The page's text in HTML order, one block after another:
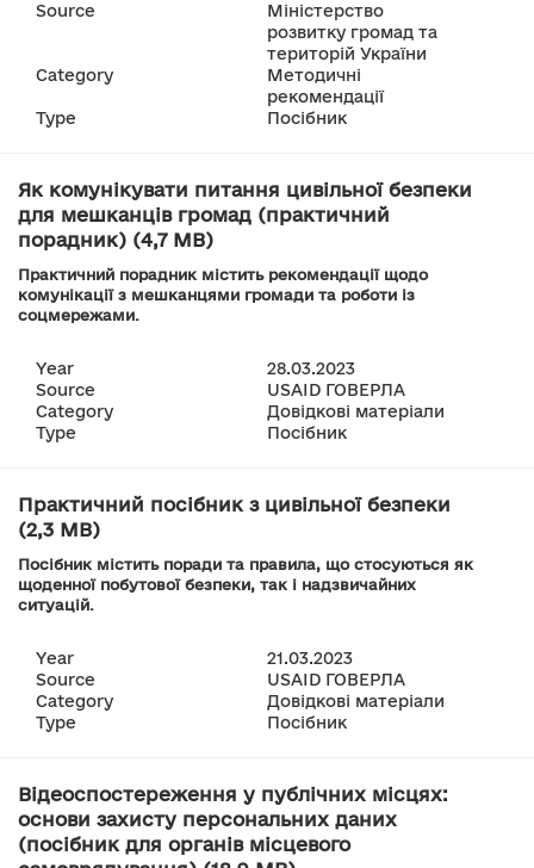
Source
Міністерство
розвитку громад та
територій України
Category
Методичні
рекомендації
Type
Посібник
Як комунікувати питання цивільної безпеки
для мешканців громад (практичний
порадник) (4,7 MB)
Практичний порадник містить рекомендації щодо
комунікації з мешканцями громади та роботи із
соцмережами.
Year
28.03.2023
Source
USAID ГОВЕРЛА
Category
Довідкові матеріали
Type
Посібник
Практичний посібник з цивільної безпеки
(2,3 MB)
Посібник містить поради та правила, що стосуються як
щоденної побутової безпеки, так і надзвичайних
ситуацій.
Year
21.03.2023
Source
USAID ГОВЕРЛА
Category
Довідкові матеріали
Type
Посібник
Відеоспостереження у публічних місцях:
основи захисту персональних даних
(посібник для органів місцевого